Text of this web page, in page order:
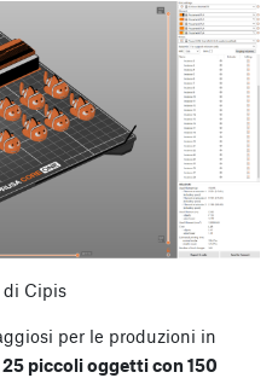
di Cipis
per le produzioni in
piccoli oggetti con 150